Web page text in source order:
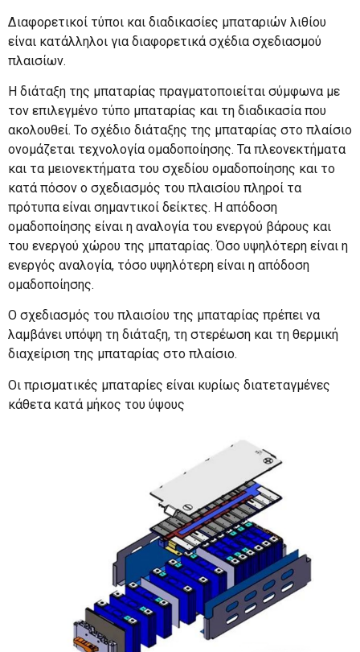
Διαφορετικοί τύποι και διαδικασίες μπαταριών λιθίου
είναι κατάλληλοι για διαφορετικά σχέδια σχεδιασμού
πλαισίων.
Η διάταξη της μπαταρίας πραγματοποιείται σύμφωνα με
τον επιλεγμένο τύπο μπαταρίας και τη διαδικασία που
ακολουθεί. Το σχέδιο διάταξης της μπαταρίας στο πλαίσιο
ονομάζεται τεχνολογία ομαδοποίησης. Τα πλεονεκτήματα
και τα μειονεκτήματα του σχεδίου ομαδοποίησης και το
κατά πόσον ο σχεδιασμός του πλαισίου πληροί τα
πρότυπα είναι σημαντικοί δείκτες. Η απόδοση
ομαδοποίησης είναι η αναλογία του ενεργού βάρους και
του ενεργού χώρου της μπαταρίας. Όσο υψηλότερη είναι η
ενεργός αναλογία, τόσο υψηλότερη είναι η απόδοση
ομαδοποίησης.
Ο σχεδιασμός του πλαισίου της μπαταρίας πρέπει να
λαμβάνει υπόψη τη διάταξη, τη στερέωση και τη θερμική
διαχείριση της μπαταρίας στο πλαίσιο.
Οι πρισματικές μπαταρίες είναι κυρίως διατεταγμένες
κάθετα κατά μήκος του ύψους